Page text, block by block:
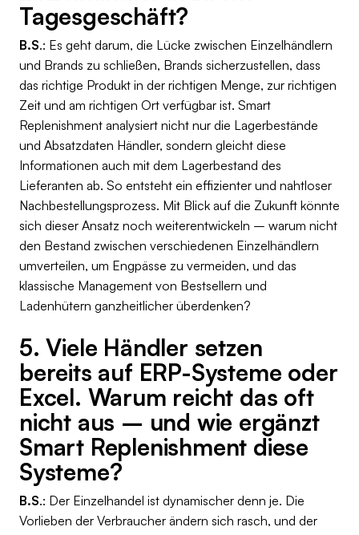
Tagesgeschäft?
B.S.: Es geht darum, die Lücke zwischen Einzelhändlern
und Brands zu schließen, Brands sicherzustellen, dass
das richtige Produkt in der richtigen Menge, zur richtigen
Zeit und am richtigen Ort verfügbar ist. Smart
Replenishment analysiert nicht nur die Lagerbestände
und Absatzdaten Händler, sondern gleicht diese
Informationen auch mit dem Lagerbestand des
Lieferanten ab. So entsteht ein effizienter und nahtloser
Nachbestellungsprozess. Mit Blick auf die Zukunft könnte
sich dieser Ansatz noch weiterentwickeln – warum nicht
den Bestand zwischen verschiedenen Einzelhändlern
umverteilen, um Engpässe zu vermeiden, und das
klassische Management von Bestsellern und
Ladenhütern ganzheitlicher überdenken?
5. Viele Händler setzen
bereits auf ERP-Systeme oder
Excel. Warum reicht das oft
nicht aus – und wie ergänzt
Smart Replenishment diese
Systeme?
B.S.: Der Einzelhandel ist dynamischer denn je. Die
Vorlieben der Verbraucher ändern sich rasch, und der